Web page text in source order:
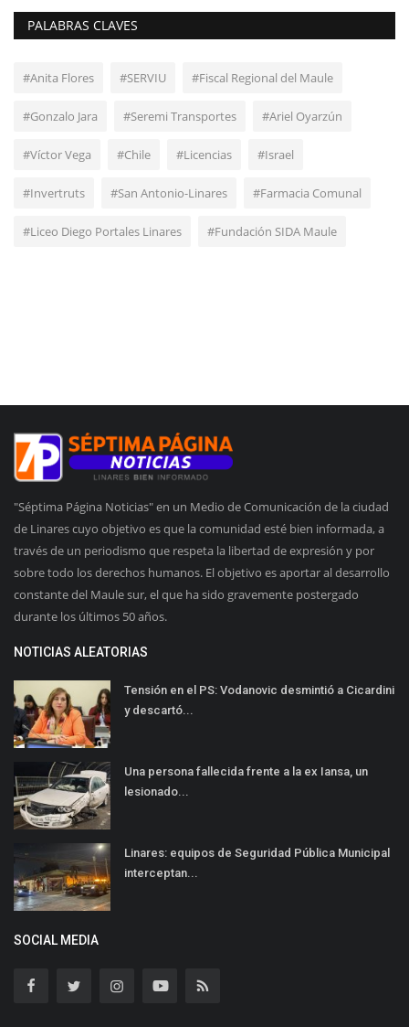
PALABRAS CLAVES
#Anita Flores #SERVIU #Fiscal Regional del Maule
#Gonzalo Jara #Seremi Transportes #Ariel Oyarzún
#Víctor Vega #Chile #Licencias #Israel
#Invertruts #San Antonio-Linares #Farmacia Comunal
#Liceo Diego Portales Linares #Fundación SIDA Maule
"Séptima Página Noticias" en un Medio de Comunicación de la ciudad
de Linares cuyo objetivo es que la comunidad esté bien informada, a
través de un periodismo que respeta la libertad de expresión y por
sobre todo los derechos humanos. El objetivo es aportar al desarrollo
constante del Maule sur, el que ha sido gravemente postergado
durante los últimos 50 años.
NOTICIAS ALEATORIAS
Tensión en el PS: Vodanovic desmintió a Cicardini
y descartó...
Una persona fallecida frente a la ex Iansa, un
lesionado...
Linares: equipos de Seguridad Pública Municipal
interceptan...
SOCIAL MEDIA